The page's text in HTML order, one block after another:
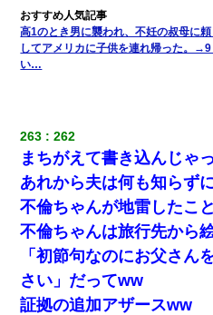
立つし、すぐ見つかるかもしれ
さんご存じですか？』
デパートの外商『私さんだと名乗
していて…』私「！？」→ 翌日。
しくなり・・・
【まぬけ】夫「離婚だ！」私「わ
だ！」私「いいけど弁護士通して
義兄嫁が義実家で「コロナ陽性だ
さい」と言い出してド修羅場になっ
高1のとき男に襲われ、不妊の叔母に
してアメリカに子供を連れ帰った。
い…
263 262
まちがえて書き込んじゃ
あれから夫は何も知らず
不倫ちゃんが地雷したこ
不倫ちゃんは旅行先から
「初節句なのにお父さん
さい」だってww
証拠の追加アザースww